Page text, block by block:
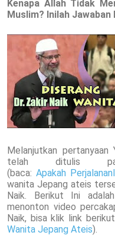
Kenapa Allah Tidak
Muslim? Inilah Jawaban
Melanjutkan
telah ditulis
(baca: Apakah
wanita Jepang ateis
Naik. Berikut Ini
menonton video
Naik, bisa klik link
Wanita Jepang Ateis).